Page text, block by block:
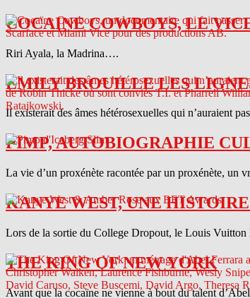
COCAINE COWBOYS, LE
Riri Ayala, la Madrina….
EMILY BROUILLE LES
Il existerait des âmes hétérosexuelles qui n’auraient
PIMP, AUTOBIOGRAPHIE
La vie d’un proxénète racontée par un proxénète, un
KANYE WEST, UNE
Lors de la sortie du College Dropout, le Louis Vuitton
THE KING OF NEW YORK
Avant que la cocaïne ne vienne à bout du talent